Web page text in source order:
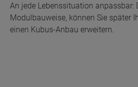
An jede Lebenssituation anpassbar:
Modulbauweise, können Sie später
einen Kubus-Anbau erweitern.